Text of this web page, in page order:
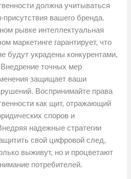
должна учитываться
присутствия вашего бренда.
рывке интеллектуальная
маркетинге гарантирует, что
будут украдены конкурентами,
точных мер
защищает ваши
Воспринимайте права
как щит, отражающий
споров и
надежные стратегии
свой цифровой след,
выживут, но и процветают
потребителей.